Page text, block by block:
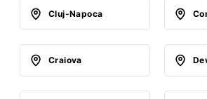
Cluj-Napoca
Craiova